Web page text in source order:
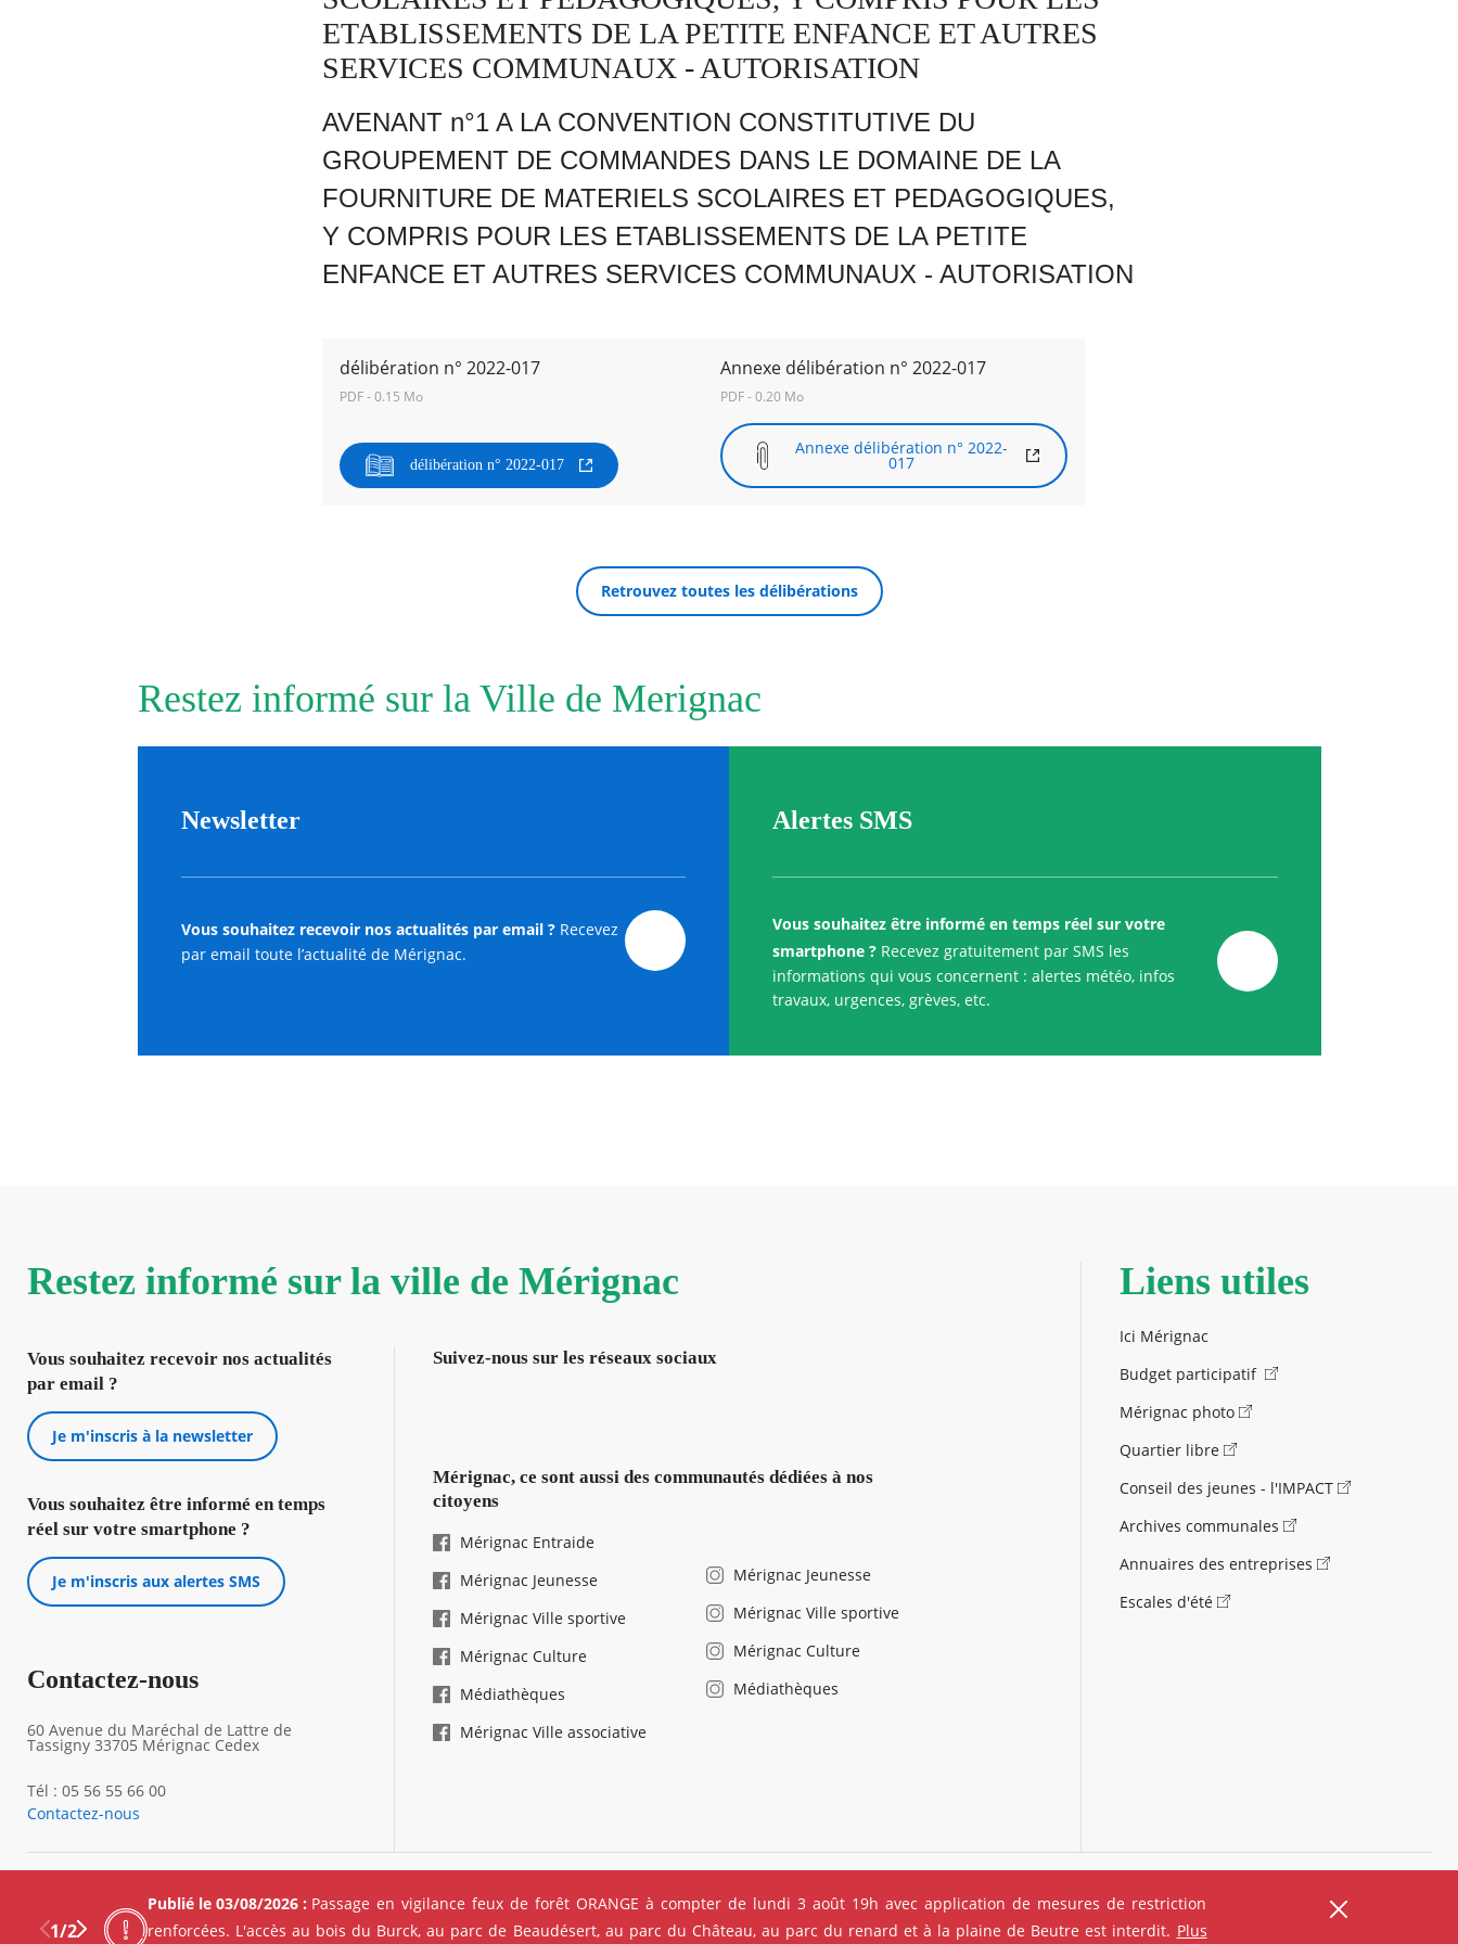
1/2
Publié le 03/08/2026 : Passage en vigilance feux de forêt ORANGE à compter de lundi 3 août 19h avec application de mesures de restriction
renforcées. L'accès au bois du Burck, au parc de Beaudésert, au parc du Château, au parc du renard et à la plaine de Beutre est interdit. Plus
ETABLISSEMENTS DE LA PETITE ENFANCE ET AUTRES
SERVICES COMMUNAUX - AUTORISATION
AVENANT n°1 A LA CONVENTION CONSTITUTIVE DU
GROUPEMENT DE COMMANDES DANS LE DOMAINE DE LA
FOURNITURE DE MATERIELS SCOLAIRES ET PEDAGOGIQUES,
Y COMPRIS POUR LES ETABLISSEMENTS DE LA PETITE
ENFANCE ET AUTRES SERVICES COMMUNAUX - AUTORISATION
délibération n° 2022-017
PDF - 0.15 Mo
délibération n° 2022-017
Annexe délibération n° 2022-017
PDF - 0.20 Mo
Annexe délibération n° 2022-
017
Retrouvez toutes les délibérations
Restez informé sur la Ville de Merignac
Newsletter
Vous souhaitez recevoir nos actualités par email ?Recevez
par email toute l’actualité de Mérignac.
Alertes SMS
Vous souhaitez être informé en temps réel sur votre
smartphone ? Recevez gratuitement par SMS les
informations qui vous concernent : alertes météo, infos
travaux, urgences, grèves, etc.
Restez informé sur la ville de Mérignac
Vous souhaitez recevoir nos actualités
par email ?
Je m'inscris à la newsletter
Vous souhaitez être informé en temps
réel sur votre smartphone ?
Je m'inscris aux alertes SMS
Contactez-nous
60 Avenue du Maréchal de Lattre de
Tassigny 33705 Mérignac Cedex
Tél : 05 56 55 66 00
Contactez-nous
Suivez-nous sur les réseaux sociaux
Mérignac, ce sont aussi des communautés dédiées à nos
citoyens
Mérignac Entraide
Mérignac Jeunesse
Mérignac Ville sportive
Mérignac Culture
Médiathèques
Mérignac Ville associative
Mérignac Jeunesse
Mérignac Ville sportive
Mérignac Culture
Médiathèques
Liens utiles
Ici Mérignac
Budget participatif
Mérignac photo
Quartier libre
Conseil des jeunes - l'IMPACT
Archives communales
Annuaires des entreprises
Escales d'été
©2024 Ville de Mérignac, Tous droits réservés
Footer
legals
Mentions légales Salle de presse Recrutement Foire aux questions (FAQ) Carte des équipements Carte des travaux